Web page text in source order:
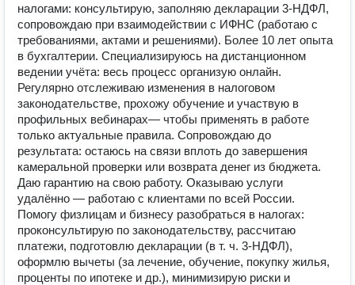
налогами: консультирую, заполняю декларации 3-НДФЛ,
сопровождаю при взаимодействии с ИФНС (работаю с
требованиями, актами и решениями). Более 10 лет опыта
в бухгалтерии. Специализируюсь на дистанционном
ведении учёта: весь процесс организую онлайн.
Регулярно отслеживаю изменения в налоговом
законодательстве, прохожу обучение и участвую в
профильных вебинарах— чтобы применять в работе
только актуальные правила. Сопровождаю до
результата: остаюсь на связи вплоть до завершения
камеральной проверки или возврата денег из бюджета.
Даю гарантию на свою работу. Оказываю услуги
удалённо — работаю с клиентами по всей России.
Помогу физлицам и бизнесу разобраться в налогах:
проконсультирую по законодательству, рассчитаю
платежи, подготовлю декларации (в т. ч. 3‑НДФЛ),
оформлю вычеты (за лечение, обучение, покупку жилья,
проценты по ипотеке и др.), минимизирую риски и